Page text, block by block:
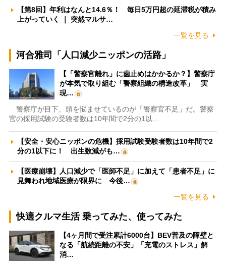
【第8回】年利はなんと14.6％！ 毎日5万円超の延滞税が積み
上がっていく ｜ 突然マルサ…
一覧を見る
河合雅司「人口減少ニッポンの活路」
【「警察官離れ」に歯止めはかかるか？】警察庁
が本気で取り組む「警察組織の構造改革」 実
現…
警察庁が目下、頭を悩ませているのが「警察官不足」だ。警察
官の採用試験の受験者数は10年間で2分の1以…
【安全・安心ニッポンの危機】採用試験受験者数は10年間で2
分の1以下に！ 出生数減がも…
【医療崩壊】人口減少で「医師不足」に加えて「患者不足」に
見舞われ地域医療が限界に 今後…
一覧を見る
快適クルマ生活 乗ってみた、使ってみた
【4ヶ月間で受注累計6000台】BEV普及の障壁と
なる「航続距離の不安」「充電のストレス」解
消…